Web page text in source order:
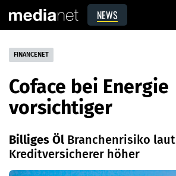
NEWS
FINANCENET
Coface bei Energie
vorsichtiger
Billiges Öl Branchenrisiko laut
Kreditversicherer höher